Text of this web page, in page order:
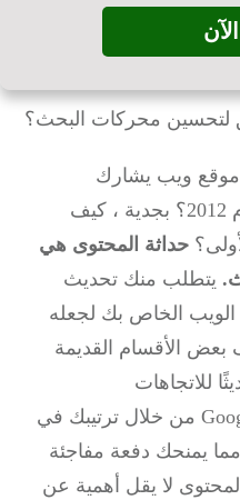
محركات البحث؟
ويب يشارك
بجدية ، كيف
حداثة المحتوى هي
منك تحديث
الخاص بك لجعله
الأقسام القديمة
تكافئك Google من خلال ترتيبك في
يمنحك دفعة مفاجئة
لا يقل أهمية عن